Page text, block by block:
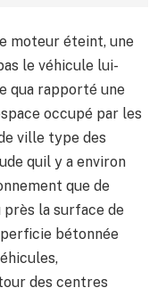
moteur éteint, une
le véhicule lui-
qua rapporté une
occupé par les
ville type des
quil y a environ
que de
la surface de
bétonnée
des centres